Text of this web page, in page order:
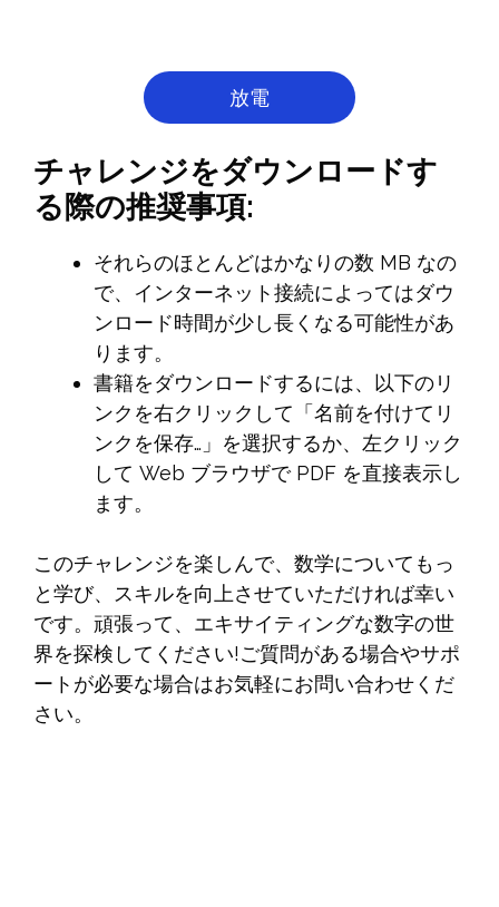
放電
チャレンジをダウンロードす
る際の推奨事項:
それらのほとんどはかなりの数 MB なの
で、インターネット接続によってはダウ
ンロード時間が少し長くなる可能性があ
ります。
書籍をダウンロードするには、以下のリ
ンクを右クリックして「名前を付けてリ
ンクを保存…」を選択するか、左クリック
して Web ブラウザで PDF を直接表示し
ます。
このチャレンジを楽しんで、数学についてもっ
と学び、スキルを向上させていただければ幸い
です。頑張って、エキサイティングな数字の世
界を探検してください!ご質問がある場合やサポ
ートが必要な場合はお気軽にお問い合わせくだ
さい。